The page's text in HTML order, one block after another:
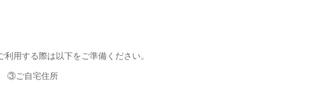
用する際は以下をご準備ください。
③ご自宅住所